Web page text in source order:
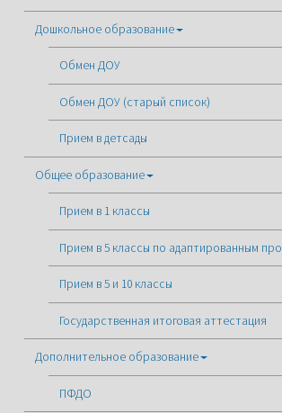
Дошкольное образование
Обмен ДОУ
Обмен ДОУ (старый список)
Прием в детсады
Общее образование
Прием в 1 классы
Прием в 5 классы по адаптированным
Прием в 5 и 10 классы
Государственная итоговая аттестация
Дополнительное образование
ПФДО